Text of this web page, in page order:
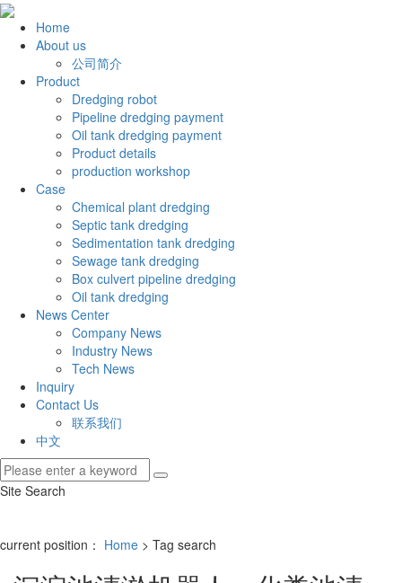
Home
About us
公司简介
Product
Dredging robot
Pipeline dredging payment
Oil tank dredging payment
Product details
production workshop
Case
Chemical plant dredging
Septic tank dredging
Sedimentation tank dredging
Sewage tank dredging
Box culvert pipeline dredging
Oil tank dredging
News Center
Company News
Industry News
Tech News
Inquiry
Contact Us
联系我们
中文
Site Search
current position： Home > Tag search